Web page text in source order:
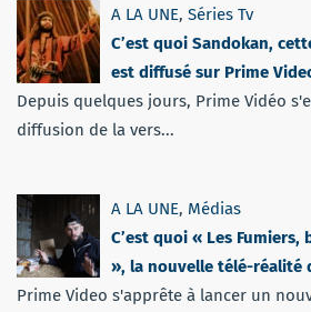
A LA UNE, Séries Tv
C’est quoi Sandokan,
est diffusé sur Prime
Depuis quelques jours, Prime Vidéo
diffusion de la vers...
A LA UNE, Médias
C’est quoi « Les
», la nouvelle télé-réalité
Prime Video s'apprête à lancer un